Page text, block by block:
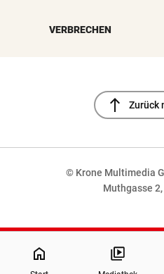
VERBRECHEN
north Zurück
© Krone Multimedia
Muthgasse
home
NaN%